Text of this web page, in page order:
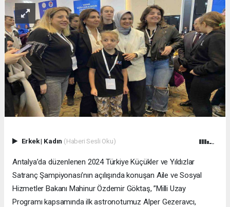
Erkek| Kadın (Haberi Sesli Oku)
Antalya’da düzenlenen 2024 Türkiye Küçükler ve Yıldızlar
Satranç Şampiyonası’nın açılışında konuşan Aile ve Sosyal
Hizmetler Bakanı Mahinur Özdemir Göktaş, ”Milli Uzay
Programı kapsamında ilk astronotumuz Alper Gezeravcı,